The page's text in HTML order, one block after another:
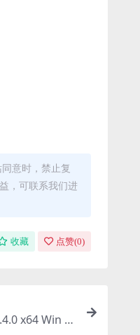
意时，禁止复
，可联系我们进
收藏 点赞(0)
x64 Win P